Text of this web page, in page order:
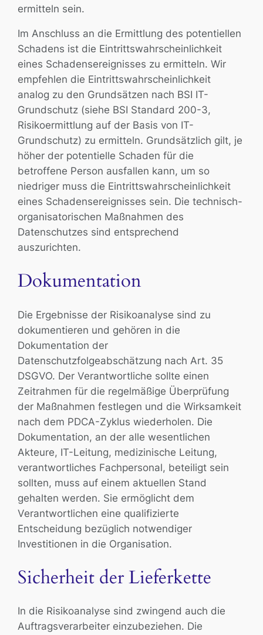
ermitteln sein.
Im Anschluss an die Ermittlung des potentiellen
Schadens ist die Eintrittswahrscheinlichkeit
eines Schadensereignisses zu ermitteln. Wir
empfehlen die Eintrittswahrscheinlichkeit
analog zu den Grundsätzen nach BSI IT-
Grundschutz (siehe BSI Standard 200-3,
Risikoermittlung auf der Basis von IT-
Grundschutz) zu ermitteln. Grundsätzlich gilt, je
höher der potentielle Schaden für die
betroffene Person ausfallen kann, um so
niedriger muss die Eintrittswahrscheinlichkeit
eines Schadensereignisses sein. Die technisch-
organisatorischen Maßnahmen des
Datenschutzes sind entsprechend
auszurichten.
Dokumentation
Die Ergebnisse der Risikoanalyse sind zu
dokumentieren und gehören in die
Dokumentation der
Datenschutzfolgeabschätzung nach Art. 35
DSGVO. Der Verantwortliche sollte einen
Zeitrahmen für die regelmäßige Überprüfung
der Maßnahmen festlegen und die Wirksamkeit
nach dem PDCA-Zyklus wiederholen. Die
Dokumentation, an der alle wesentlichen
Akteure, IT-Leitung, medizinische Leitung,
verantwortliches Fachpersonal, beteiligt sein
sollten, muss auf einem aktuellen Stand
gehalten werden. Sie ermöglicht dem
Verantwortlichen eine qualifizierte
Entscheidung bezüglich notwendiger
Investitionen in die Organisation.
Sicherheit der Lieferkette
In die Risikoanalyse sind zwingend auch die
Auftragsverarbeiter einzubeziehen. Die